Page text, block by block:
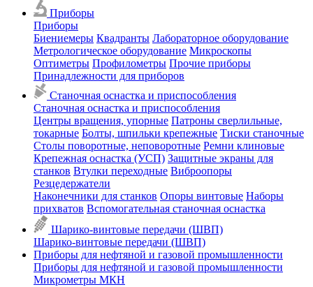
Приборы
Приборы
Биениемеры Квадранты Лабораторное оборудование
Метрологическое оборудование Микроскопы
Оптиметры Профилометры Прочие приборы
Принадлежности для приборов
Станочная оснастка и приспособления
Станочная оснастка и приспособления
Центры вращения, упорные Патроны сверлильные,
токарные Болты, шпильки крепежные Тиски станочные
Столы поворотные, неповоротные Ремни клиновые
Крепежная оснастка (УСП) Защитные экраны для
станков Втулки переходные Виброопоры
Резцедержатели
Наконечники для станков Опоры винтовые Наборы
прихватов Вспомогательная станочная оснастка
Шарико-винтовые передачи (ШВП)
Шарико-винтовые передачи (ШВП)
Приборы для нефтяной и газовой промышленности
Приборы для нефтяной и газовой промышленности
Микрометры МКН